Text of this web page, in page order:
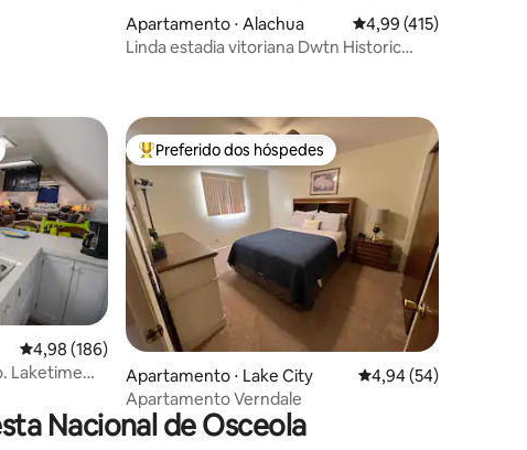
Apartamento ⋅ Alachua 4,99 de uma avaliação
4,99 (415)
Linda estadia vitoriana Dwtn Historic
dos hóspedes
4,98 de uma avaliação média de 5, 186 avaliações
4,98 (186)
Laketime
Entre os melhores preferidos dos hóspedes
Preferido dos hóspedes
Apartamento ⋅ Lake City 4,94 de uma
4,94 (54)
Apartamento Verndale
Nacional de Osceola